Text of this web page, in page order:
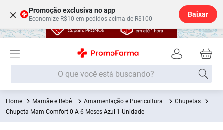
× Promoção exclusiva no app
Economize R$10 em pedidos acima de R$100
Baixar
O que você está buscando?
Mamãe e Bebê Amamentação e Puericultura
Chupetas
Chupeta Mam Comfort 0 A 6 Meses Azul 1 Unidade
Termos mais buscados
1º Fralda